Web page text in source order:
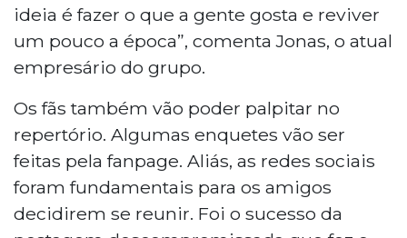
ideia é fazer o que a gente gosta e reviver
um pouco a época”, comenta Jonas, o atual
empresário do grupo.
Os fãs também vão poder palpitar no
repertório. Algumas enquetes vão ser
feitas pela fanpage. Aliás, as redes sociais
foram fundamentais para os amigos
decidirem se reunir. Foi o sucesso da